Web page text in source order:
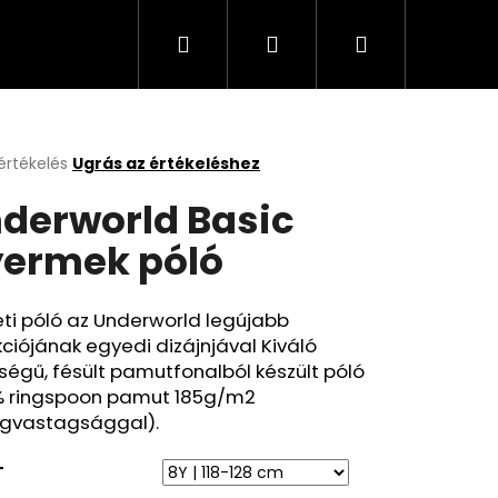
KeresésBejelentkezés
Kosár
Ugrás az értékeléshez
Basic
póló
póló az Underworld legújabb
egyedi dizájnjával Kiváló
fésült pamutfonalból készült póló
ringspoon pamut 185g/m2